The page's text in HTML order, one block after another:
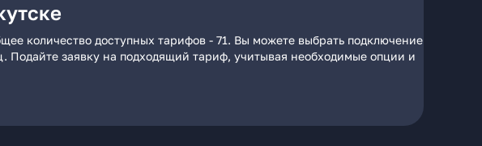
количество доступных тарифов - 71. Вы можете выбрать подключение
заявку на подходящий тариф, учитывая необходимые опции и